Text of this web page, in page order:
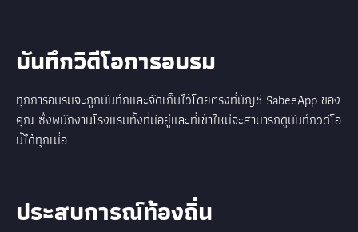
บันทึกวิดีโอการอบรม
ทุกการอบรมจะถูกบันทึกและจัดเก็บไว้โดยตรงที่บัญชี SabeeApp ของ
คุณ ซึ่งพนักงานโรงแรมทั้งที่มีอยู่และที่เข้าใหม่จะสามารถดูบันทึกวิดีโอ
นี้ได้ทุกเมื่อ
ประสบการณ์ท้องถิ่น